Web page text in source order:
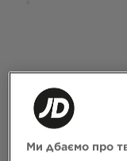
Ми дбаємо про